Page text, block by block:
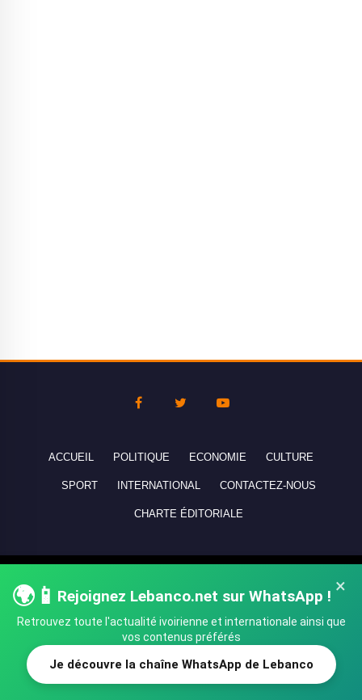
SHARE TWEET
×
🌍📱 Rejoignez Lebanco.net sur WhatsApp !
Retrouvez toute l'actualité ivoirienne et internationale ainsi que
vos contenus préférés
Je découvre la chaîne WhatsApp de Lebanco
ACCUEIL POLITIQUE ECONOMIE CULTURE
SPORT INTERNATIONAL CONTACTEZ-NOUS
CHARTE ÉDITORIALE
réservés - All rights reserved.